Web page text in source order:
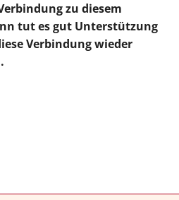
zu diesem
tut es gut Unterstützung
Verbindung wieder